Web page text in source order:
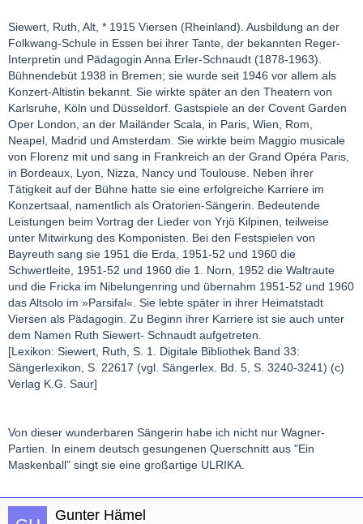
Siewert, Ruth, Alt, * 1915 Viersen (Rheinland). Ausbildung an der
Folkwang-Schule in Essen bei ihrer Tante, der bekannten Reger-
Interpretin und Pädagogin Anna Erler-Schnaudt (1878-1963).
Bühnendebüt 1938 in Bremen; sie wurde seit 1946 vor allem als
Konzert-Altistin bekannt. Sie wirkte später an den Theatern von
Karlsruhe, Köln und Düsseldorf. Gastspiele an der Covent Garden
Oper London, an der Mailänder Scala, in Paris, Wien, Rom,
Neapel, Madrid und Amsterdam. Sie wirkte beim Maggio musicale
von Florenz mit und sang in Frankreich an der Grand Opéra Paris,
in Bordeaux, Lyon, Nizza, Nancy und Toulouse. Neben ihrer
Tätigkeit auf der Bühne hatte sie eine erfolgreiche Karriere im
Konzertsaal, namentlich als Oratorien-Sängerin. Bedeutende
Leistungen beim Vortrag der Lieder von Yrjö Kilpinen, teilweise
unter Mitwirkung des Komponisten. Bei den Festspielen von
Bayreuth sang sie 1951 die Erda, 1951-52 und 1960 die
Schwertleite, 1951-52 und 1960 die 1. Norn, 1952 die Waltraute
und die Fricka im Nibelungenring und übernahm 1951-52 und 1960
das Altsolo im »Parsifal«. Sie lebte später in ihrer Heimatstadt
Viersen als Pädagogin. Zu Beginn ihrer Karriere ist sie auch unter
dem Namen Ruth Siewert- Schnaudt aufgetreten.
[Lexikon: Siewert, Ruth, S. 1. Digitale Bibliothek Band 33:
Sängerlexikon, S. 22617 (vgl. Sängerlex. Bd. 5, S. 3240-3241) (c)
Verlag K.G. Saur]
Von dieser wunderbaren Sängerin habe ich nicht nur Wagner-
Partien. In einem deutsch gesungenen Querschnitt aus "Ein
Maskenball" singt sie eine großartige ULRIKA.
Gunter Hämel